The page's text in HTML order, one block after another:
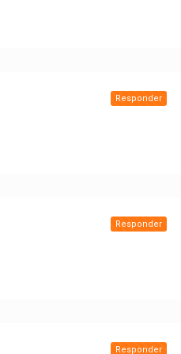
Responder
Responder
Responder